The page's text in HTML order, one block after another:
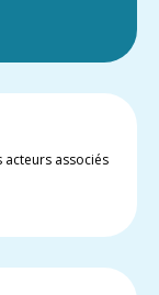
associés